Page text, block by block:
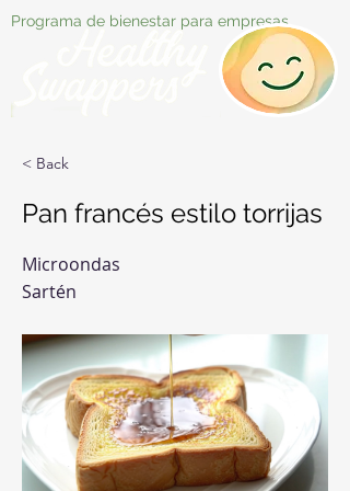
Programa de bienestar para empresas
< Back
Pan francés estilo torrijas
Microondas
Sartén